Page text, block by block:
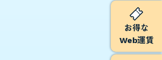
お得な
Web運賃